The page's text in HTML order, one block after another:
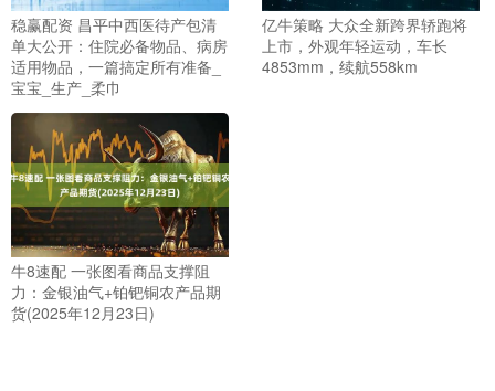
稳赢配资 昌平中西医待产包清
单大公开：住院必备物品、病房
适用物品，一篇搞定所有准备_
宝宝_生产_柔巾
亿牛策略 大众全新跨界轿跑将
上市，外观年轻运动，车长
4853mm，续航558km
牛8速配 一张图看商品支撑阻
力：金银油气+铂钯铜农产品期
货(2025年12月23日)